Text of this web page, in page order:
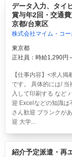
データ入力、タイ
賞与年2回・交通
京都/台東区
株式会社マイム・コ
東京都
正社員：時給1,290円
【仕事内容】<求人
です。 具体的には/
入して印刷する など
迎 Excelなどの知識は
さん歓迎 ブランクが
迎 大学...
紹介予定派遣・再